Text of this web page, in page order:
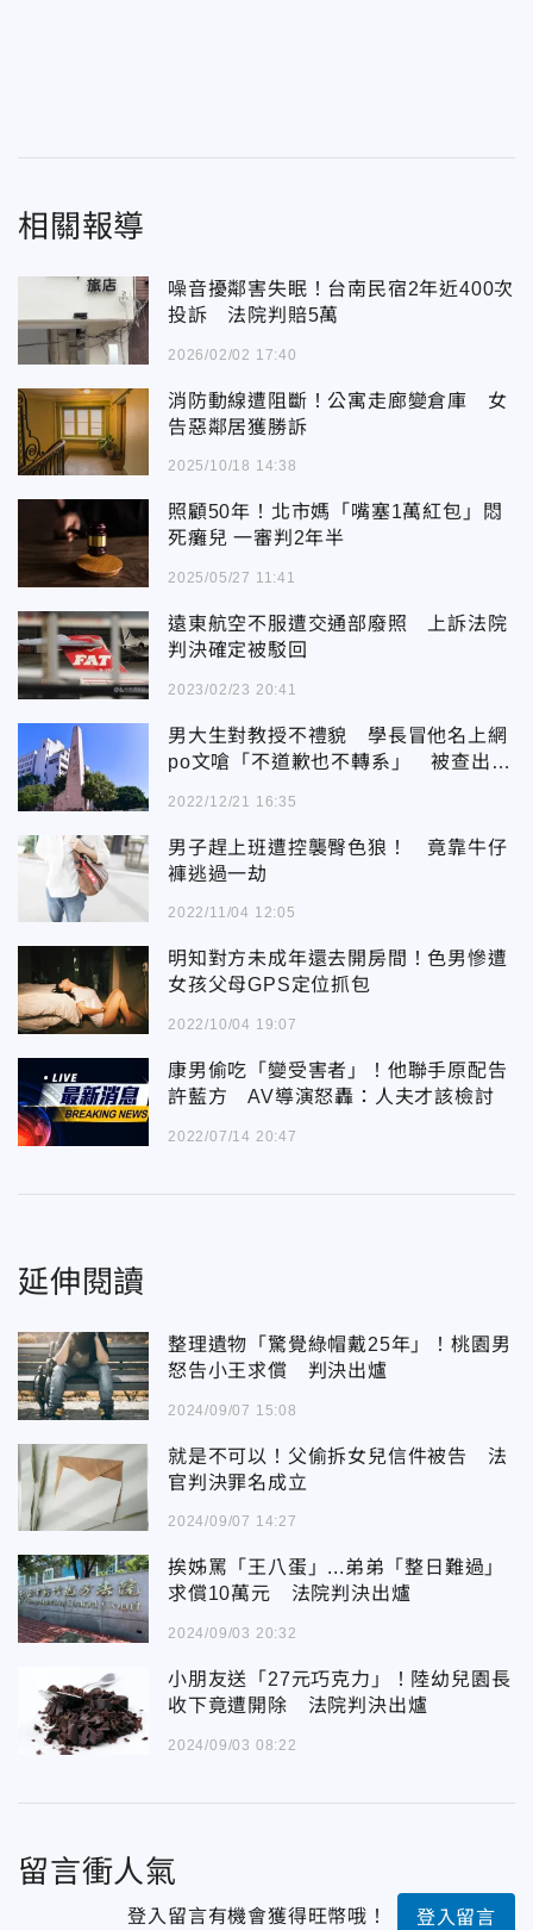
相關報導
噪音擾鄰害失眠！台南民宿2年近400次
投訴 法院判賠5萬
2026/02/02 17:40
消防動線遭阻斷！公寓走廊變倉庫 女
告惡鄰居獲勝訴
2025/10/18 14:38
照顧50年！北市媽「嘴塞1萬紅包」悶
死癱兒 一審判2年半
2025/05/27 11:41
遠東航空不服遭交通部廢照 上訴法院
判決確定被駁回
2023/02/23 20:41
男大生對教授不禮貌 學長冒他名上網
po文嗆「不道歉也不轉系」 被查出尷
2022/12/21 16:35
男子趕上班遭控襲臀色狼！ 竟靠牛仔
褲逃過一劫
2022/11/04 12:05
明知對方未成年還去開房間！色男慘遭
女孩父母GPS定位抓包
2022/10/04 19:07
康男偷吃「變受害者」！他聯手原配告
許藍方 AV導演怒轟：人夫才該檢討
2022/07/14 20:47
延伸閱讀
整理遺物「驚覺綠帽戴25年」！桃園男
怒告小王求償 判決出爐
2024/09/07 15:08
就是不可以！父偷拆女兒信件被告 法
官判決罪名成立
2024/09/07 14:27
挨姊罵「王八蛋」...弟弟「整日難過」
求償10萬元 法院判決出爐
2024/09/03 20:32
小朋友送「27元巧克力」！陸幼兒園長
收下竟遭開除 法院判決出爐
2024/09/03 08:22
留言衝人氣
登入留言有機會獲得旺幣哦！ 登入留言